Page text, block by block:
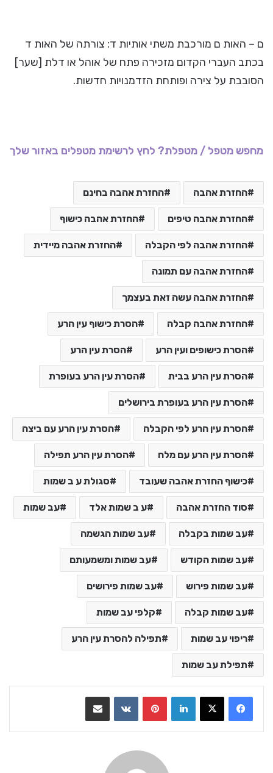
ם – האות ם מורכבת משתי אותיות ד: צורתה של האות ד
בכתב העברי הקדום מזכירה פתח של אוהל או דלת [שער]
הסובבת על צירה ופותחת הזדמנויות חדשות.
מחפש מטפל / מטפלת? לחץ לרשימת מטפלים באזור שלך
החזרת אהבה החזרת אהבה בחינם
החזרת אהבה טיפים החזרת אהבה כישוף
החזרת אהבה לפי הקבלה החזרת אהבה מיידית
החזרת אהבה עם תמונה
החזרת אהבה עשה זאת בעצמך
החזרת אהבה קבלה הסרת כישוף עין הרע
הסרת כישופים ועין הרע הסרת עין הרע
הסרת עין הרע בבית הסרת עין הרע בעופרת
הסרת עין הרע בעופרת בירושלים
הסרת עין הרע לפי הקבלה הסרת עין הרע עם ביצה
הסרת עין הרע עם מלח הסרת עין הרע תפילה
כישוף החזרת אהבה שעובד סגולת ע ב שמות
סוד החזרת אהבה ע ב שמות אלד עב שמות
עב שמות בקבלה עב שמות הגשמה
עב שמות הקודש עב שמות ומשמעותם
עב שמות פירוש עב שמות פירושים
עב שמות קבלה קלפי עב שמות
ריפוי עב שמות תפילה להסרת עין הרע
תפילת עב שמות
LinkedIn
VKontakte